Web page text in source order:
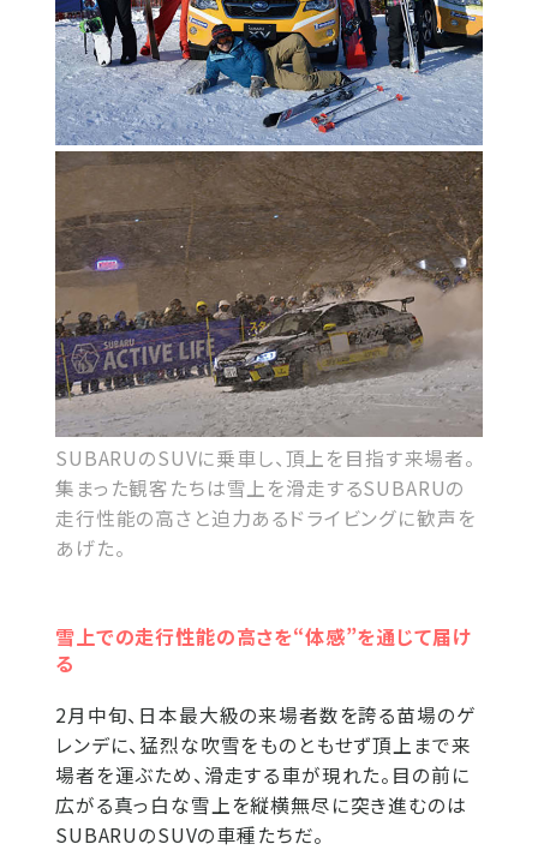
SUBARUのSUVに乗車し、頂上を目指す来場者。
集まった観客たちは雪上を滑走するSUBARUの
走行性能の高さと迫力あるドライビングに歓声を
あげた。
雪上での走行性能の高さを“体感”を通じて届け
る
2月中旬、日本最大級の来場者数を誇る苗場のゲ
レンデに、猛烈な吹雪をものともせず頂上まで来
場者を運ぶため、滑走する車が現れた。目の前に
広がる真っ白な雪上を縦横無尽に突き進むのは
SUBARUのSUVの車種たちだ。